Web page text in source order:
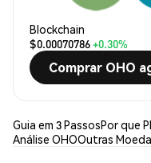
Blockchain
$0.00070786+0.30%
Comprar OHO
Guia em 3 PassosPor que
Análise OHOOutras